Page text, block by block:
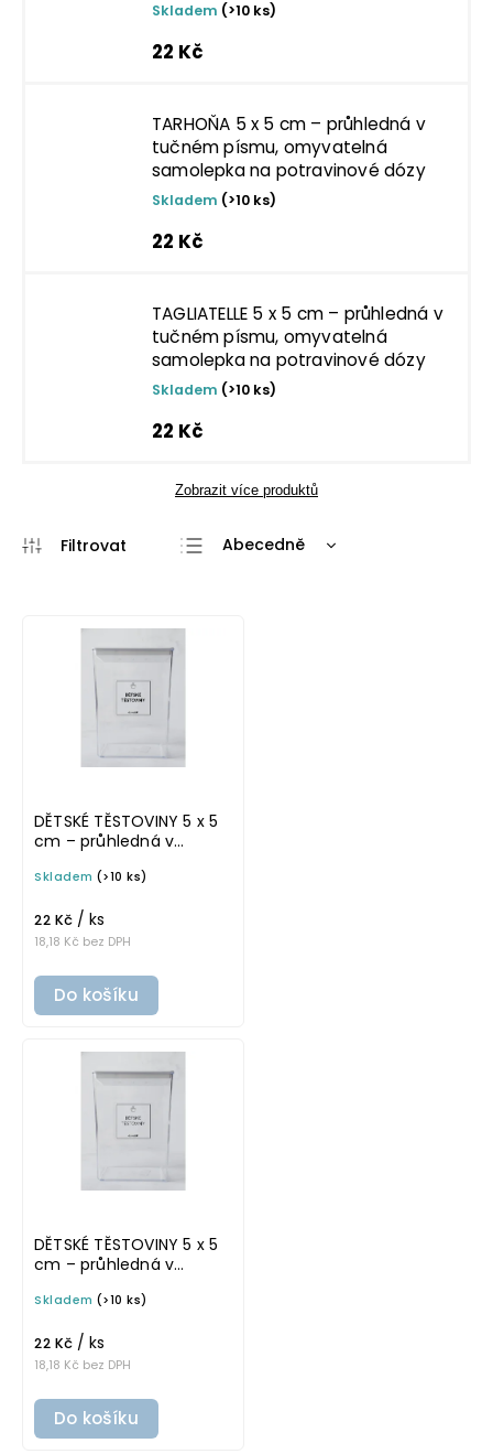
Skladem (>10 ks)
22 Kč
TARHOŇA 5 x 5 cm – průhledná v
tučném písmu, omyvatelná
samolepka na potravinové dózy
Skladem (>10 ks)
22 Kč
TAGLIATELLE 5 x 5 cm – průhledná v
tučném písmu, omyvatelná
samolepka na potravinové dózy
Skladem (>10 ks)
22 Kč
Zobrazit více produktů
Abecedně
DĚTSKÉ TĚSTOVINY 5 x 5
cm – průhledná v
omyvatelná samolepka
Skladem (>10 ks)
18,18 Kč bez DPH
22 Kč / ks
Do košíku
DĚTSKÉ TĚSTOVINY 5 x 5
cm – průhledná v
omyvatelná samolepka
Skladem (>10 ks)
18,18 Kč bez DPH
22 Kč / ks
Do košíku